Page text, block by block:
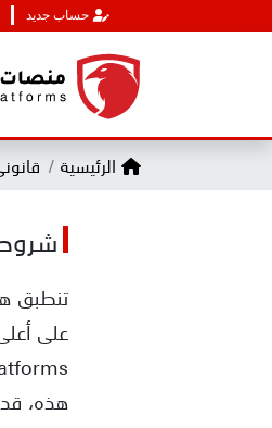
حساب جديد
الرئيسية